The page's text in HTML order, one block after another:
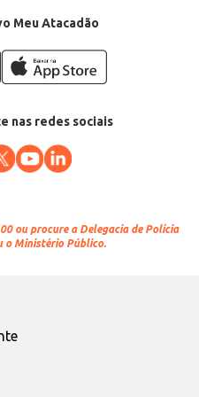
Meu Atacadão
nas redes sociais
ou procure a Delegacia de Polícia
o Ministério Público.